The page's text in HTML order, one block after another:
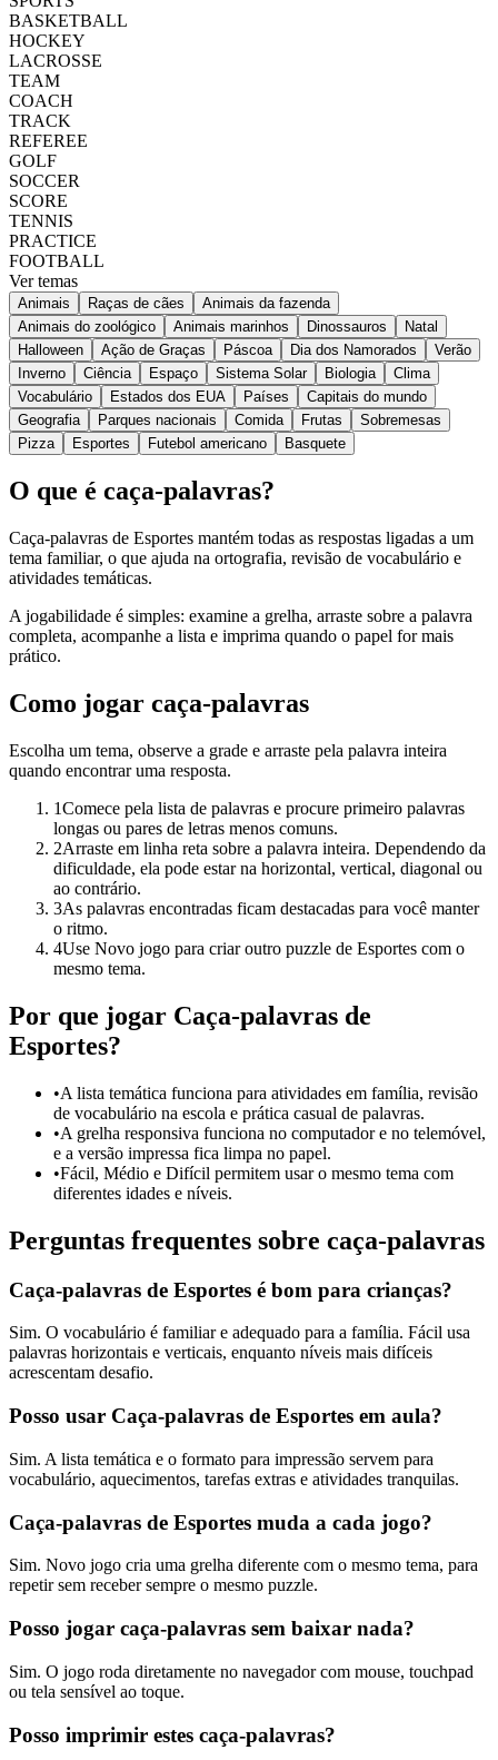
BASKETBALL
HOCKEY
LACROSSE
TEAM
COACH
TRACK
REFEREE
GOLF
SOCCER
SCORE
TENNIS
PRACTICE
FOOTBALL
Ver temas
Animais Raças de cães
Animais da fazenda
Animais do zoológico
Animais marinhos Dinossauros
Natal
Halloween
Ação de Graças Páscoa Dia dos Namorados
Verão
Inverno
Ciência Espaço Sistema Solar Biologia
Clima
Vocabulário
Estados dos EUA Países
Capitais do mundo
Geografia
Parques nacionais Comida Frutas
Sobremesas
Pizza
Esportes Futebol americano Basquete
O que é caça-palavras?
Caça-palavras de Esportes mantém todas as respostas ligadas a um
tema familiar, o que ajuda na ortografia, revisão de vocabulário e
atividades temáticas.
A jogabilidade é simples: examine a grelha, arraste sobre a palavra
completa, acompanhe a lista e imprima quando o papel for mais
prático.
Como jogar caça-palavras
Escolha um tema, observe a grade e arraste pela palavra inteira
quando encontrar uma resposta.
1Comece pela lista de palavras e procure primeiro palavras
longas ou pares de letras menos comuns.
2Arraste em linha reta sobre a palavra inteira. Dependendo da
dificuldade, ela pode estar na horizontal, vertical, diagonal ou
ao contrário.
3As palavras encontradas ficam destacadas para você manter
o ritmo.
4Use Novo jogo para criar outro puzzle de Esportes com o
mesmo tema.
Por que jogar Caça-palavras de
Esportes?
•A lista temática funciona para atividades em família, revisão
de vocabulário na escola e prática casual de palavras.
•A grelha responsiva funciona no computador e no telemóvel,
e a versão impressa fica limpa no papel.
•Fácil, Médio e Difícil permitem usar o mesmo tema com
diferentes idades e níveis.
Perguntas frequentes sobre caça-palavras
Caça-palavras de Esportes é bom para crianças?
Sim. O vocabulário é familiar e adequado para a família. Fácil usa
palavras horizontais e verticais, enquanto níveis mais difíceis
acrescentam desafio.
Posso usar Caça-palavras de Esportes em aula?
Sim. A lista temática e o formato para impressão servem para
vocabulário, aquecimentos, tarefas extras e atividades tranquilas.
Caça-palavras de Esportes muda a cada jogo?
Sim. Novo jogo cria uma grelha diferente com o mesmo tema, para
repetir sem receber sempre o mesmo puzzle.
Posso jogar caça-palavras sem baixar nada?
Sim. O jogo roda diretamente no navegador com mouse, touchpad
ou tela sensível ao toque.
Posso imprimir estes caça-palavras?